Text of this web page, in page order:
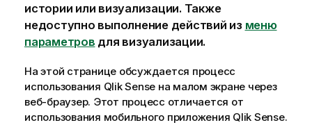
истории или визуализации. Также
недоступно выполнение действий из меню
параметров для визуализации.
На этой странице обсуждается процесс
использования Qlik Sense на малом экране через
веб-браузер. Этот процесс отличается от
использования мобильного приложения Qlik Sense.